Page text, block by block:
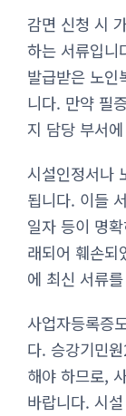
감면 신청 시
하는 서류입니
발급받은 노인
니다. 만약 필
지 담당 부서
시설인정서나
됩니다. 이들
일자 등이 명
래되어 훼손되
에 최신 서류
사업자등록증
다. 승강기민
해야 하므로,
바랍니다. 시